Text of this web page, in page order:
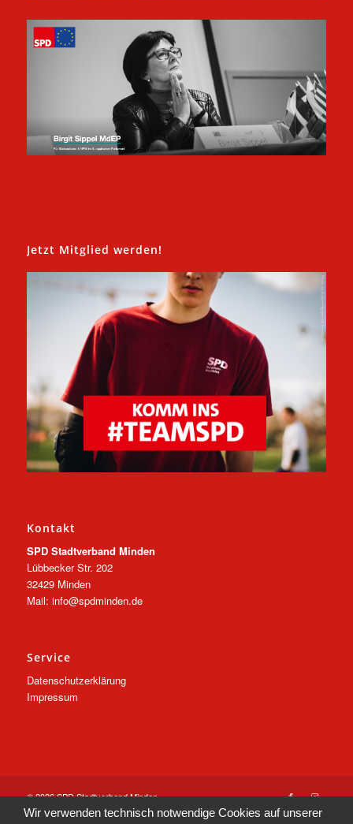
Jetzt Mitglied werden!
Kontakt
SPD Stadtverband Minden
Lübbecker Str. 202
32429 Minden
Mail: info@spdminden.de
Service
Datenschutzerklärung
Impressum
© 2026 SPD Stadtverband Minden
Wir verwenden technisch notwendige Cookies auf unserer